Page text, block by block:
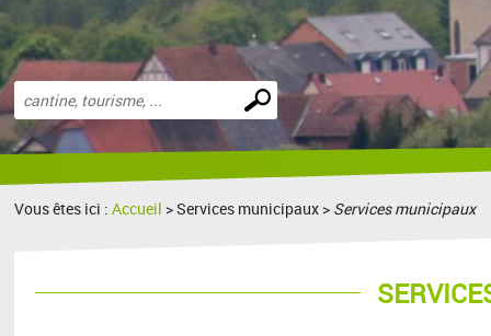
Effectuer
une
recherche
Vous êtes ici :Accueil > Services municipaux > Services municipaux